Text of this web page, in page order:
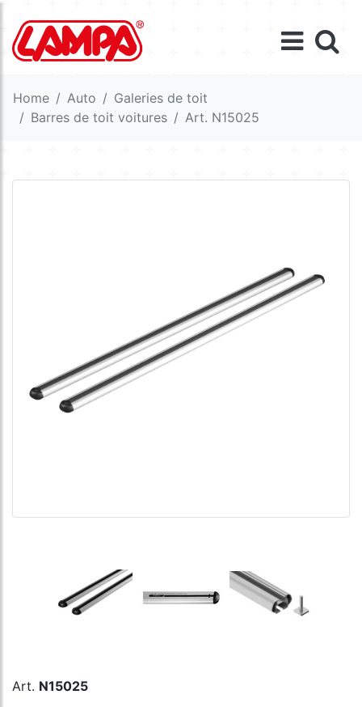
Home Auto
Galeries de toit
Barres de toit voitures
Art. N15025
Art. N15025